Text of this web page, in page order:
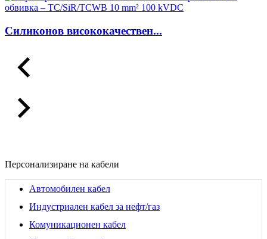
Силиконов висококачествен...
Персонализиране на кабели
Автомобилен кабел
Индустриален кабел за нефт/газ
Комуникационен кабел